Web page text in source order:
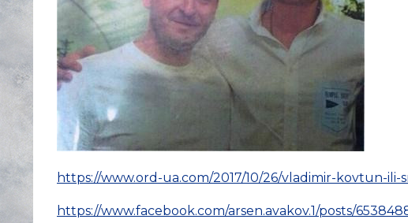
https://www.ord-ua.com/2017/10/26/vladimir-kovtun-
https://www.facebook.com/arsen.avakov.1/posts/